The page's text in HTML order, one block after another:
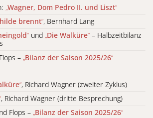
„Wagner, Dom Pedro II. und Liszt“
brennt“, Bernhard Lang
“ und „Die Walküre“ – Halbzeitbilanz
– „Bilanz der Saison 2025/26“
“, Richard Wagner (zweiter Zyklus)
, Richard Wagner (dritte Besprechung)
Flops – „Bilanz der Saison 2025/26“